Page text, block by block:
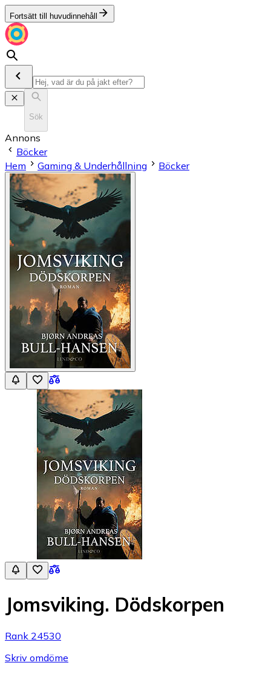
Fortsätt till huvudinnehåll
Sök
Annons
Böcker
Hem
Gaming & Underhållning Böcker
Jomsviking. Dödskorpen
Rank 24530
Skriv omdöme